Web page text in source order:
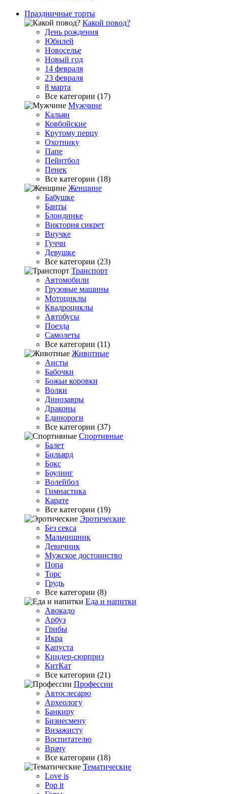
Праздничные торты
Какой повод?
День рождения
Юбилей
Новоселье
Новый год
14 февраля
23 февраля
8 марта
Все категории (17)
Мужчине
Кальян
Ковбойские
Крутому перцу
Охотнику
Папе
Пейнтбол
Пенек
Все категории (18)
Женщине
Бабушке
Банты
Блондинке
Виктория сикрет
Внучке
Гуччи
Девушке
Все категории (23)
Транспорт
Автомобили
Грузовые машины
Мотоциклы
Квадроциклы
Автобусы
Поезда
Самолеты
Все категории (11)
Животные
Аисты
Бабочки
Божьи коровки
Волки
Динозавры
Драконы
Единороги
Все категории (37)
Спортивные
Балет
Бильярд
Бокс
Боулинг
Волейбол
Гимнастика
Карате
Все категории (19)
Эротические
Без секса
Мальчишник
Девичник
Мужское достоинство
Попа
Торс
Грудь
Все категории (8)
Еда и напитки
Авокадо
Арбуз
Грибы
Икра
Капуста
Киндер-сюрприз
КитКат
Все категории (21)
Профессии
Автослесарю
Археологу
Банкиру
Бизнесмену
Визажисту
Воспитателю
Врачу
Все категории (18)
Тематические
Love is
Pop it